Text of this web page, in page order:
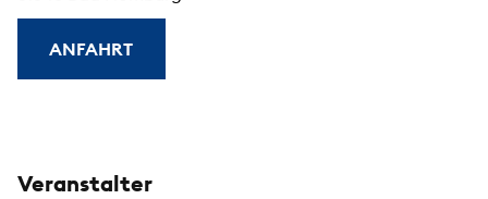
ANFAHRT
Veranstalter